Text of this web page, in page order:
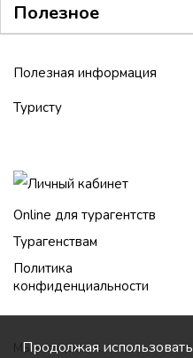
Продолжая использовать
Полезное
Полезная информация
Туристу
Личный кабинет
Online для турагентств
Турагенствам
Политика
конфиденциальности
Мы в соцсетях: